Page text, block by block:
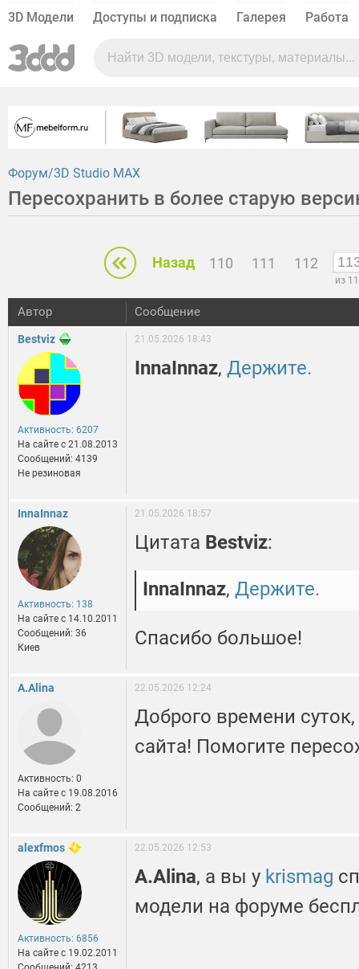
3D Модели Доступы и подписка Галерея Работа
Форум 3D Studio MAX
Пересохранить в более старую
Назад 110 111 112
из
Автор Сообщение
Bestviz
Активность: 6207
На сайте c 21.08.2013
Сообщений: 4139
Не резиновая
21.05.2026 18:43
InnaInnaz, Держите.
InnaInnaz
Активность: 138
На сайте c 14.10.2011
Сообщений: 36
Киев
21.05.2026 18:57
Цитата Bestviz:
InnaInnaz, Держите.
Спасибо большое!
A.Alina
Активность: 0
На сайте c 19.08.2016
Сообщений: 2
22.05.2026 12:24
Доброго времени
сайта! Помогите
alexfmos
Активность: 6856
На сайте c 19.02.2011
22.05.2026 12:53
A.Alina, а вы у krismag
модели на форуме